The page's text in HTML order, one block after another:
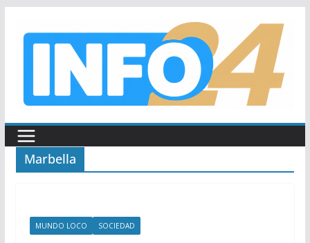
Marbella
MUNDO LOCO SOCIEDAD